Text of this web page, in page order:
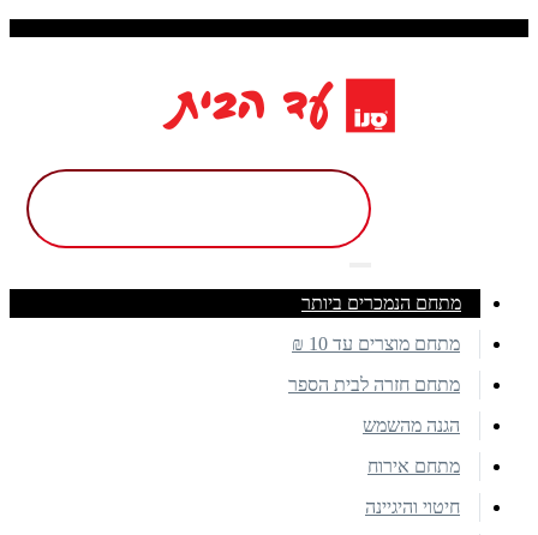
מתחם הנמכרים ביותר
מתחם מוצרים עד 10 ₪
מתחם חזרה לבית הספר
הגנה מהשמש
מתחם אירוח
חיטוי והיגיינה